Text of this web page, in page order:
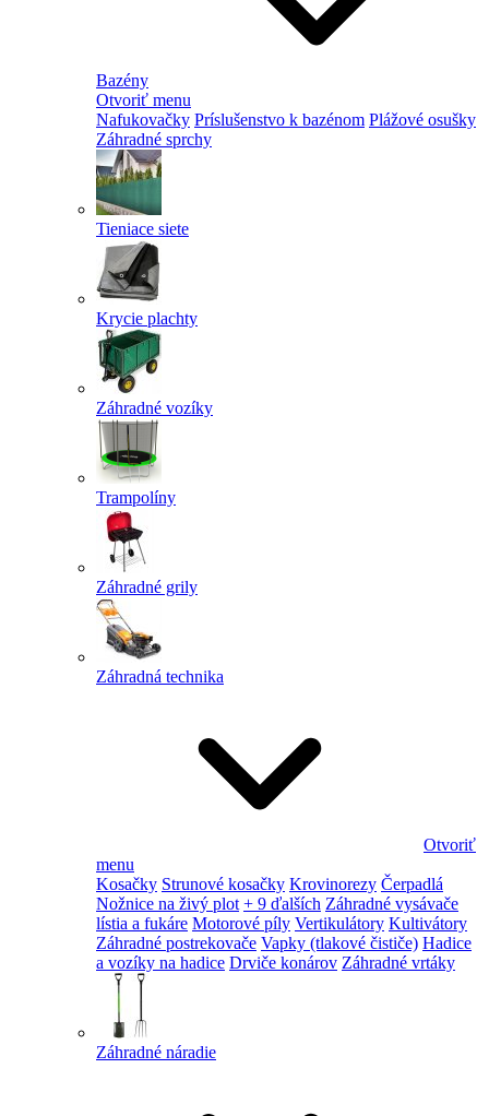
Bazény
Otvoriť menu
Nafukovačky Príslušenstvo k bazénom Plážové osušky
Záhradné sprchy
Tieniace siete
Krycie plachty
Záhradné vozíky
Trampolíny
Záhradné grily
Záhradná technika
Otvoriť
menu
Kosačky Strunové kosačky Krovinorezy Čerpadlá
Nožnice na živý plot + 9 ďalších Záhradné vysávače
lístia a fukáre Motorové píly Vertikulátory Kultivátory
Záhradné postrekovače Vapky (tlakové čističe) Hadice
a vozíky na hadice Drviče konárov Záhradné vrtáky
Záhradné náradie